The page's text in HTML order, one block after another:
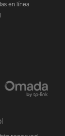
en línea